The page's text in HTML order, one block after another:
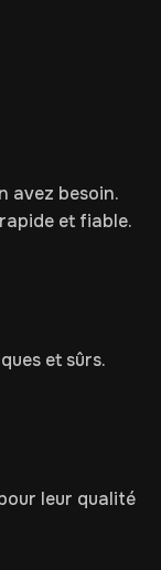
avez besoin.
et fiable.
et sûrs.
leur qualité